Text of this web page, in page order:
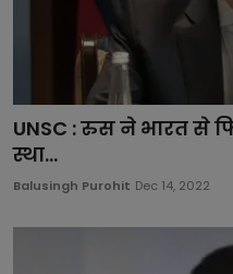
UNSC : रुस ने भारत से
स्था...
Balusingh Purohit Dec 14, 2022